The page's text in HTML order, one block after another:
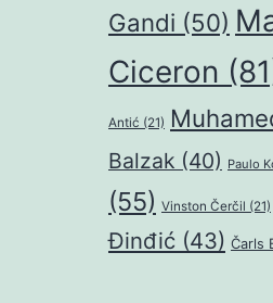
Gandi (50)
Ciceron
Antić (21)
Balzak (40) Paulo
(55) Vinston Čerčil (21)
Đinđić (43) Čarls